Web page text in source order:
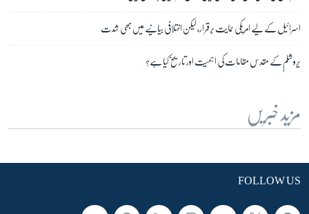
اسرائیل کے لیے امریکی حمایت برقرار، لیکن اختلافی بیانیے میں بھی شدت
یروشلم کے مقدس مقامات کی اہمیت اور تاریخ کیا ہے؟
مزید خبریں
FOLLOW US